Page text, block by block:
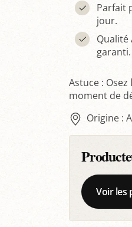
Parfait
jour.
garanti.
Astuce :
moment de
Origine :
Voir les